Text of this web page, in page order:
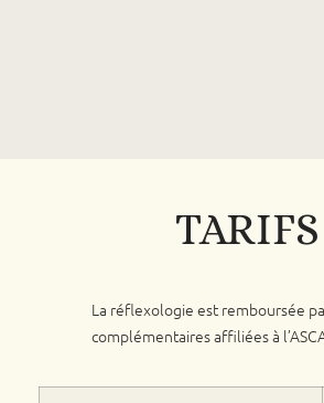
TARIFS
La réflexologie est remboursée
complémentaires affiliées à